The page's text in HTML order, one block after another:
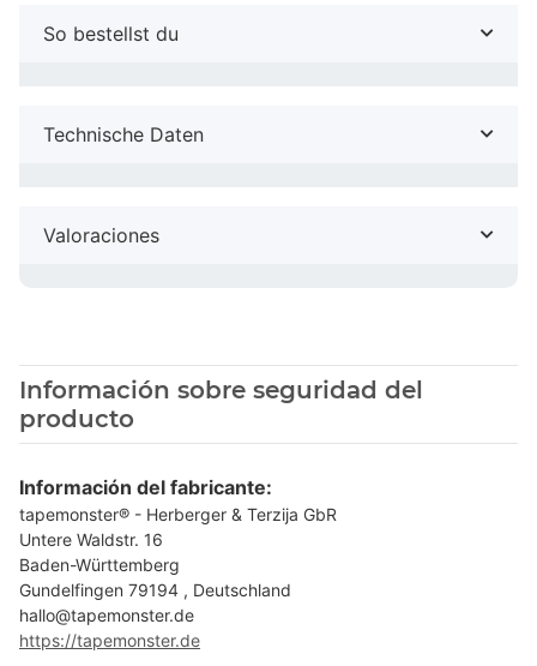
So bestellst du
Technische Daten
Valoraciones
Información sobre seguridad del
producto
Información del fabricante:
tapemonster® - Herberger & Terzija GbR
Untere Waldstr. 16
Baden-Württemberg
Gundelfingen 79194 , Deutschland
hallo@tapemonster.de
https://tapemonster.de